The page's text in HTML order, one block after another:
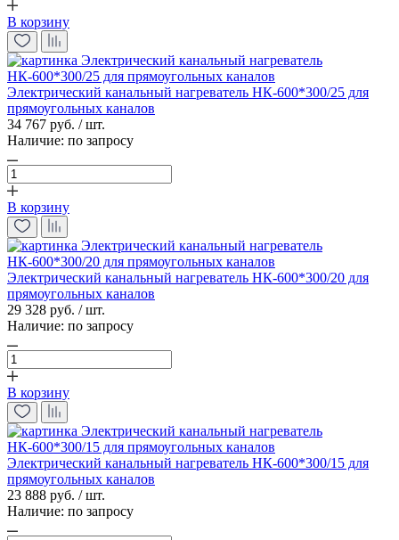
В корзину
Электрический канальный нагреватель НК-600*300/25 для
прямоугольных каналов
34 767 руб. / шт.
Наличие: по запросу
В корзину
Электрический канальный нагреватель НК-600*300/20 для
прямоугольных каналов
29 328 руб. / шт.
Наличие: по запросу
В корзину
Электрический канальный нагреватель НК-600*300/15 для
прямоугольных каналов
23 888 руб. / шт.
Наличие: по запросу